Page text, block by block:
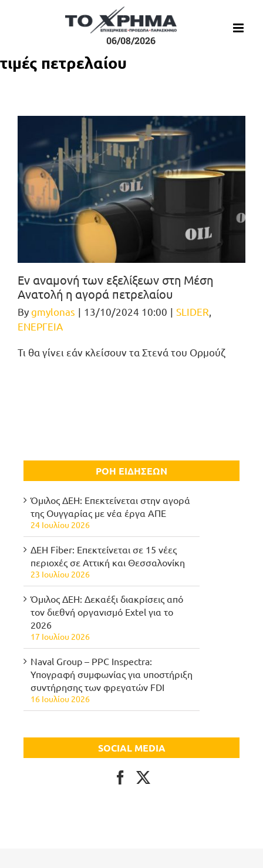
06/08/2026
τιμές πετρελαίου
Εν αναμονή των εξελίξεων στη Μέση
Ανατολή η αγορά πετρελαίου
Bygmylonas | 13/10/2024 10:00 | SLIDER,
ΕΝΕΡΓΕΙΑ
Τι θα γίνει εάν κλείσουν τα Στενά του Ορμούζ
ΡΟΗ ΕΙΔΗΣΕΩΝ
Όμιλος ΔΕΗ: Επεκτείνεται στην αγορά
της Ουγγαρίας με νέα έργα ΑΠΕ
24 Ιουλίου 2026
ΔΕΗ Fiber: Επεκτείνεται σε 15 νέες
περιοχές σε Αττική και Θεσσαλονίκη
23 Ιουλίου 2026
Όμιλος ΔΕΗ: Δεκαέξι διακρίσεις από
τον διεθνή οργανισμό Extel για το
2026
17 Ιουλίου 2026
Naval Group – PPC Inspectra:
Υπογραφή συμφωνίας για υποστήριξη
συντήρησης των φρεγατών FDI
16 Ιουλίου 2026
SOCIAL MEDIA